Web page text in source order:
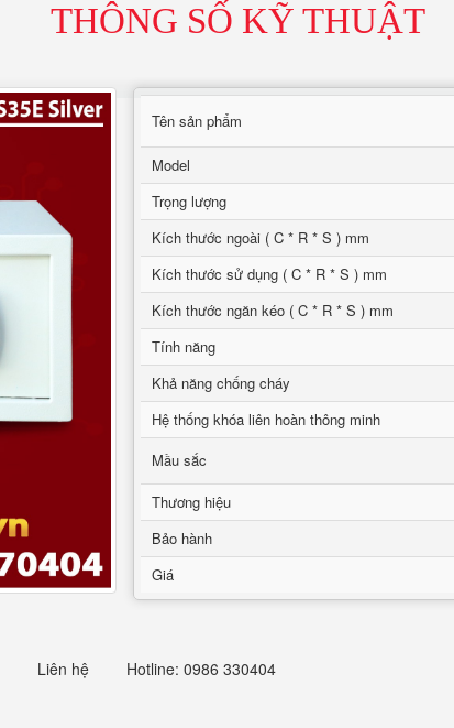
THÔNG SỐ KỸ THUẬT
Tên sản phẩm
Model
Trọng lượng
Kích thước ngoài ( C * R * S ) mm
Kích thước sử dụng ( C * R * S ) mm
Kích thước ngăn kéo ( C * R * S ) mm
Tính năng
Khả năng chống cháy
Hệ thống khóa liên hoàn thông minh
Mầu sắc
Thương hiệu
Bảo hành
Giá
Liên hệ Hotline: 0986 330404